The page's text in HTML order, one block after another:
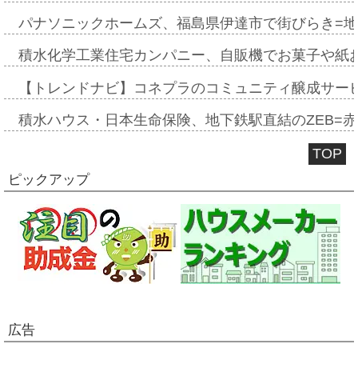
パナソニックホームズ、福島県伊達市で街びらき=
積水化学工業住宅カンパニー、自販機でお菓子や
【トレンドナビ】コネプラのコミュニティ醸成サ
積水ハウス・日本生命保険、地下鉄駅直結のZEB=
TOP
ピックアップ
広告